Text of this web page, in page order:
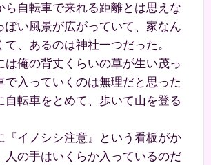
ら自転車で来れる距離とは思えな
ぽい風景が広がっていて、家なん
、あるのは神社一つだった。
は俺の背丈くらいの草が生い茂っ
で入っていくのは無理だと思った
自転車をとめて、歩いて山を登る
『イノシシ注意』という看板がか
人の手はいくらか入っているのだ